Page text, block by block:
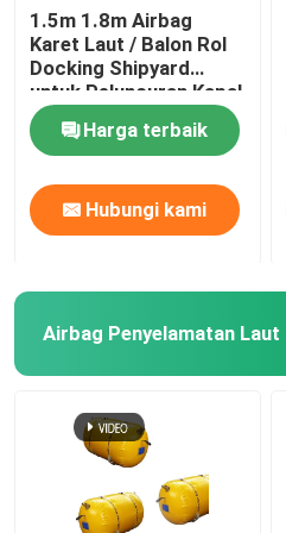
tas berat air
Tas air uji beban derek
1.5m 1.8m Airbag
Karet Laut / Balon Rol
Docking Shipyard
untuk Peluncuran Kapal
Harga terbaik
Hubungi kami
Airbag Penyelamatan Laut